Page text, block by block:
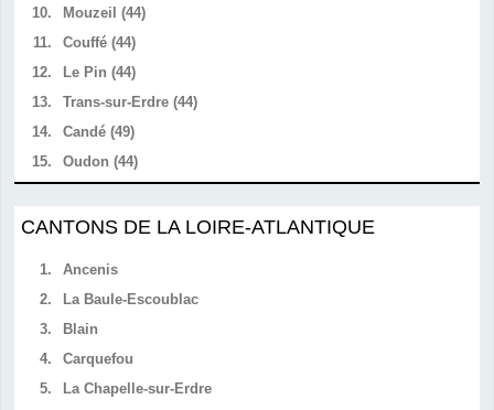
10.
Mouzeil (44)
11.
Couffé (44)
12.
Le Pin (44)
13.
Trans-sur-Erdre (44)
14.
Candé (49)
15.
Oudon (44)
CANTONS DE LA LOIRE-ATLANTIQUE
1.
Ancenis
2.
La Baule-Escoublac
3.
Blain
4.
Carquefou
5.
La Chapelle-sur-Erdre